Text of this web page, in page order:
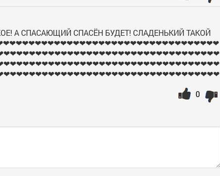
А СПАСАЮЩИЙ СПАСЁН БУДЕТ! СЛАДЕНЬКИЙ ТАКОЙ
0